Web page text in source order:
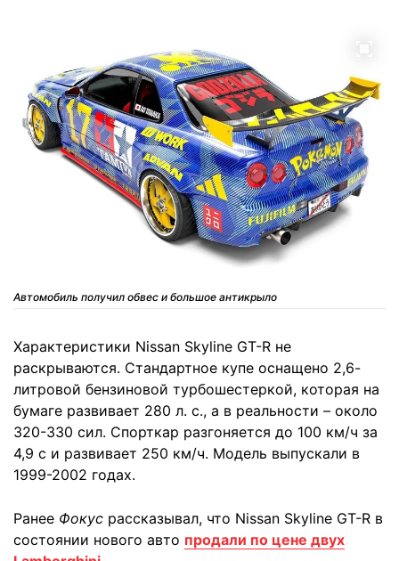
Автомобиль получил обвес и большое антикрыло
Характеристики Nissan Skyline GT-R не
раскрываются. Стандартное купе оснащено 2,6-
литровой бензиновой турбошестеркой, которая на
бумаге развивает 280 л. с., а в реальности – около
320-330 сил. Спорткар разгоняется до 100 км/ч за
4,9 с и развивает 250 км/ч. Модель выпускали в
1999-2002 годах.
Ранее Фокус рассказывал, что Nissan Skyline GT-R в
состоянии нового авто продали по цене двух